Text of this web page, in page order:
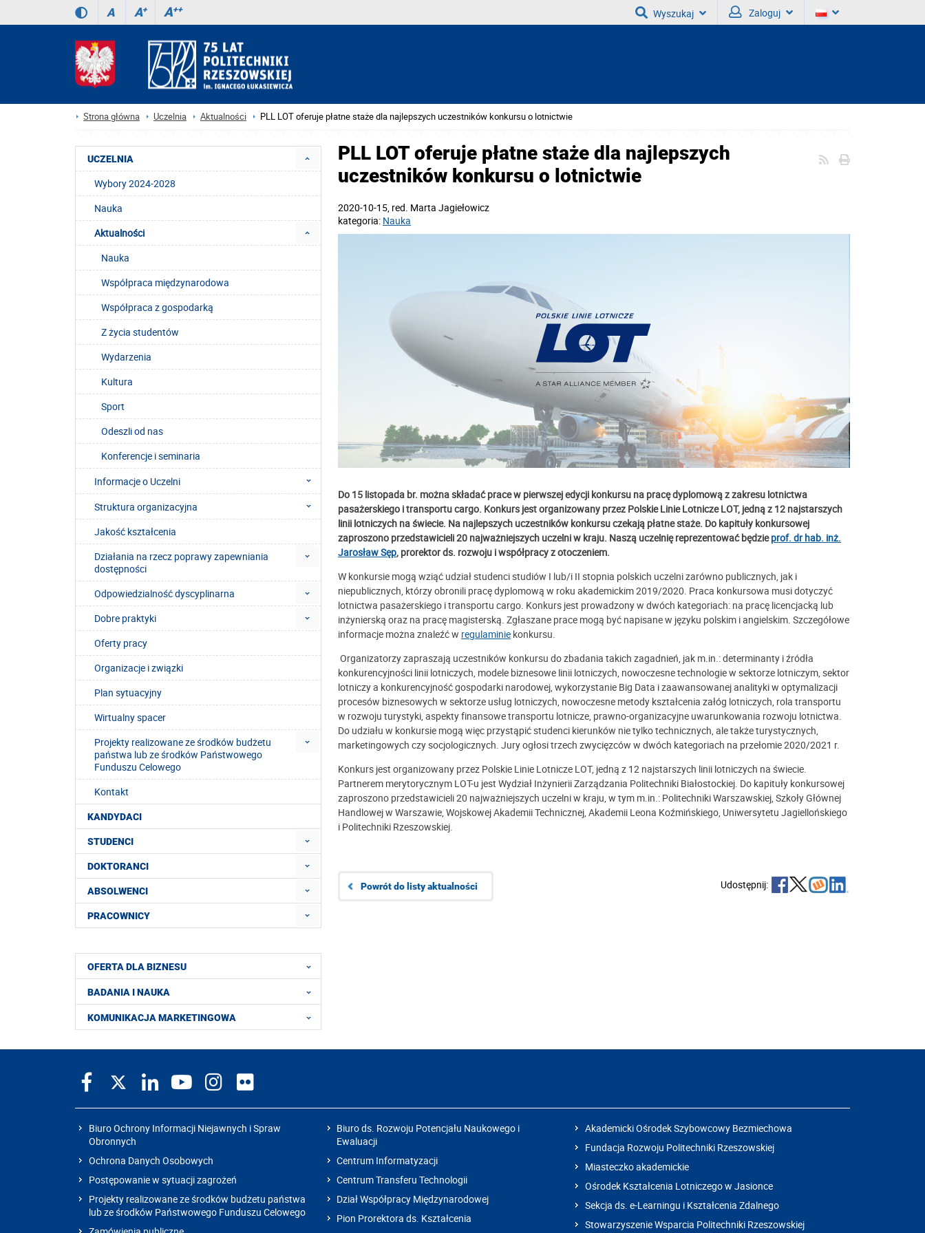
A A+ A++ Wyszukaj Zaloguj
Strona główna Uczelnia Aktualności PLL LOT oferuje płatne staże dla najlepszych uczestników konkursu o lotnictwie
PLL LOT oferuje płatne staże dla najlepszych
uczestników konkursu o lotnictwie
2020-10-15, red. Marta Jagiełowicz
kategoria: Nauka
Do 15 listopada br. można składać prace w pierwszej edycji konkursu na pracę dyplomową z zakresu lotnictwa
pasażerskiego i transportu cargo. Konkurs jest organizowany przez Polskie Linie Lotnicze LOT, jedną z 12 najstarszych
linii lotniczych na świecie. Na najlepszych uczestników konkursu czekają płatne staże. Do kapituły konkursowej
zaproszono przedstawicieli 20 najważniejszych uczelni w kraju. Naszą uczelnię reprezentować będzieprof. dr hab. inż.
Jarosław Sęp, prorektor ds. rozwoju i współpracy z otoczeniem.
W konkursie mogą wziąć udział studenci studiów I lub/i II stopnia polskich uczelni zarówno publicznych, jak i
niepublicznych, którzy obronili pracę dyplomową w roku akademickim 2019/2020. Praca konkursowa musi dotyczyć
lotnictwa pasażerskiego i transportu cargo. Konkurs jest prowadzony w dwóch kategoriach: na pracę licencjacką lub
inżynierską oraz na pracę magisterską. Zgłaszane prace mogą być napisane w języku polskim i angielskim. Szczegółowe
informacje można znaleźć w regulaminie konkursu.
Organizatorzy zapraszają uczestników konkursu do zbadania takich zagadnień, jak m.in.: determinanty i źródła
konkurencyjności linii lotniczych, modele biznesowe linii lotniczych, nowoczesne technologie w sektorze lotniczym, sektor
lotniczy a konkurencyjność gospodarki narodowej, wykorzystanie Big Data i zaawansowanej analityki w optymalizacji
procesów biznesowych w sektorze usług lotniczych, nowoczesne metody kształcenia załóg lotniczych, rola transportu
w rozwoju turystyki, aspekty finansowe transportu lotnicze, prawno-organizacyjne uwarunkowania rozwoju lotnictwa.
Do udziału w konkursie mogą więc przystąpić studenci kierunków nie tylko technicznych, ale także turystycznych,
marketingowych czy socjologicznych. Jury ogłosi trzech zwycięzców w dwóch kategoriach na przełomie 2020/2021 r.
Konkurs jest organizowany przez Polskie Linie Lotnicze LOT, jedną z 12 najstarszych linii lotniczych na świecie.
Partnerem merytorycznym LOT-u jest Wydział Inżynierii Zarządzania Politechniki Białostockiej. Do kapituły konkursowej
zaproszono przedstawicieli 20 najważniejszych uczelni w kraju, w tym m.in.: Politechniki Warszawskiej, Szkoły Głównej
Handlowej w Warszawie, Wojskowej Akademii Technicznej, Akademii Leona Koźmińskiego, Uniwersytetu Jagiellońskiego
i Politechniki Rzeszowskiej.
Udostępnij:
Powrót do listy aktualności
UCZELNIA
Wybory 2024-2028
Nauka
Aktualności
Nauka
Współpraca międzynarodowa
Współpraca z gospodarką
Z życia studentów
Wydarzenia
Kultura
Sport
Odeszli od nas
Konferencje i seminaria
Informacje o Uczelni
Struktura organizacyjna
Jakość kształcenia
Działania na rzecz poprawy zapewniania
dostępności
Odpowiedzialność dyscyplinarna
Dobre praktyki
Oferty pracy
Organizacje i związki
Plan sytuacyjny
Wirtualny spacer
Projekty realizowane ze środków budżetu
państwa lub ze środków Państwowego
Funduszu Celowego
Kontakt
KANDYDACI
STUDENCI
DOKTORANCI
ABSOLWENCI
PRACOWNICY
OFERTA DLA BIZNESU
BADANIA I NAUKA
KOMUNIKACJA MARKETINGOWA
Biuro Ochrony Informacji Niejawnych i Spraw
Obronnych
Ochrona Danych Osobowych
Postępowanie w sytuacji zagrożeń
Projekty realizowane ze środków budżetu państwa
lub ze środków Państwowego Funduszu Celowego
Biuro ds. Rozwoju Potencjału Naukowego i
Ewaluacji
Centrum Informatyzacji
Centrum Transferu Technologii
Dział Współpracy Międzynarodowej
Pion Prorektora ds. Kształcenia
Akademicki Ośrodek Szybowcowy Bezmiechowa
Fundacja Rozwoju Politechniki Rzeszowskiej
Miasteczko akademickie
Ośrodek Kształcenia Lotniczego w Jasionce
Sekcja ds. e-Learningu i Kształcenia Zdalnego
Stowarzyszenie Wsparcia Politechniki Rzeszowskiej